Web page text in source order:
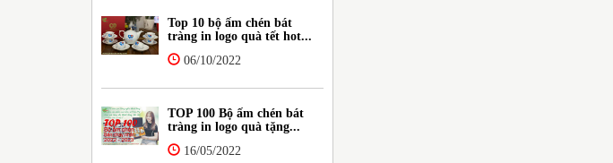
Top 10 bộ ấm chén bát
tràng in logo quà tết hot...
06/10/2022
TOP 100 Bộ ấm chén bát
tràng in logo quà tặng...
16/05/2022